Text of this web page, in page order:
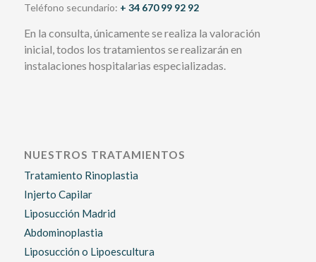
Teléfono secundario: + 34 670 99 92 92
En la consulta, únicamente se realiza la valoración
inicial, todos los tratamientos se realizarán en
instalaciones hospitalarias especializadas.
NUESTROS TRATAMIENTOS
Tratamiento Rinoplastia
Injerto Capilar
Liposucción Madrid
Abdominoplastia
Liposucción o Lipoescultura